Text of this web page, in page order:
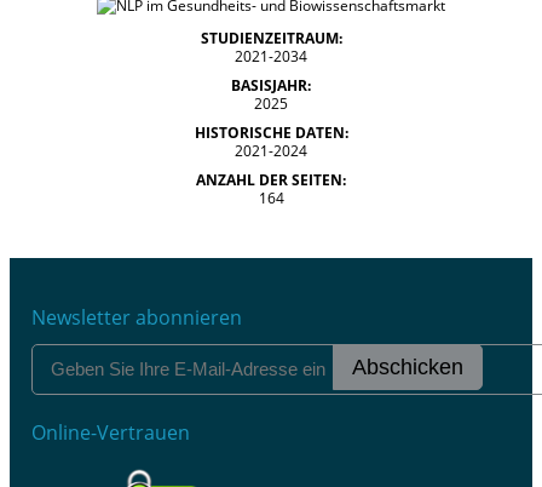
STUDIENZEITRAUM:
2021-2034
BASISJAHR:
2025
HISTORISCHE DATEN:
2021-2024
ANZAHL DER SEITEN:
164
Newsletter abonnieren
Abschicken
Online-Vertrauen